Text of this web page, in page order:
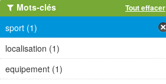
Mots-clés Tout effacer
sport (1)
localisation (1)
equipement (1)